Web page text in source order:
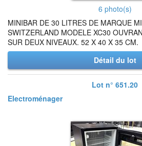
6 photo(s)
MINIBAR DE 30 LITRES DE MARQUE
SWITZERLAND MODELE XC30
SUR DEUX NIVEAUX. 52 X 40 X 35 CM.
Détail du lot
Lot n° 651.20
Electroménager